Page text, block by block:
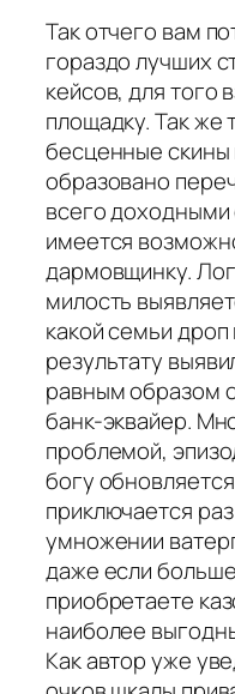
Так отчего вам
гораздо лучших
кейсов, для того
площадку. Так же
бесценные
образовано
всего
имеется
дармовщинку.
милость
какой семьи
результату
равным образом
банк-эквайер.
проблемой,
богу
приключается
умножении
даже если
приобретаете
наиболее
Как автор уже